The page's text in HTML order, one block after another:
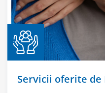
Servicii oferite de